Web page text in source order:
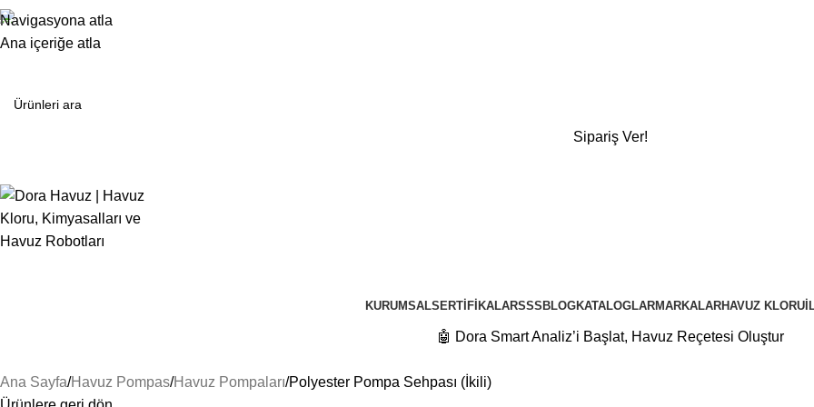
Navigasyona atla
Ana içeriğe atla
+90 532 480 74 19
Detaylı Bilgi Ve Fiyat Teklifleri İçin Bize Ulaşın
Sipariş Ver!
KURUMSALSERTIFIKALARSSS BLOGKATALOGLARMARKALARHAVUZ KLORU
🤖 Dora Smart Analiz’i Başlat, Havuz Reçetesi Oluştur
Ana Sayfa Havuz Pompas Havuz Pompaları Polyester Pompa Sehpası (İkili)